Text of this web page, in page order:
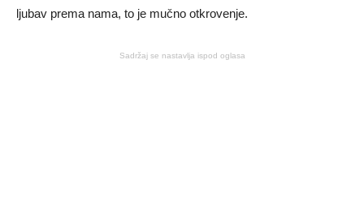
ljubav prema nama, to je mučno otkrovenje.
Sadržaj se nastavlja ispod oglasa